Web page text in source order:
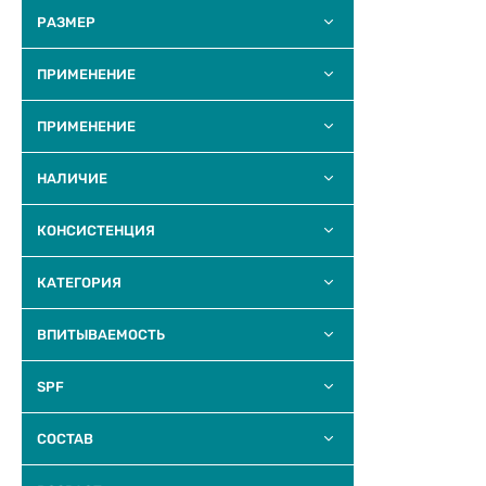
РАЗМЕР
ПРИМЕНЕНИЕ
ПРИМЕНЕНИЕ
НАЛИЧИЕ
КОНСИСТЕНЦИЯ
КАТЕГОРИЯ
ВПИТЫВАЕМОСТЬ
SPF
COCTAB